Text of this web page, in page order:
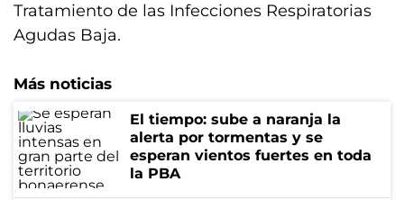
Tratamiento de las Infecciones Respiratorias
Agudas Baja.
Más noticias
El tiempo: sube a naranja la
alerta por tormentas y se
esperan vientos fuertes en toda
la PBA